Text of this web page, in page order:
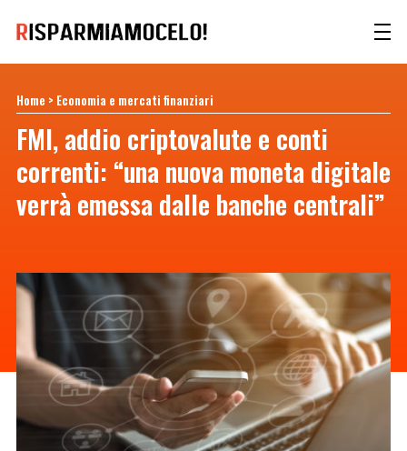
Home > Economia e mercati finanziari
FMI, addio criptovalute e conti
correnti: “una nuova moneta digitale
verrà emessa dalle banche centrali”